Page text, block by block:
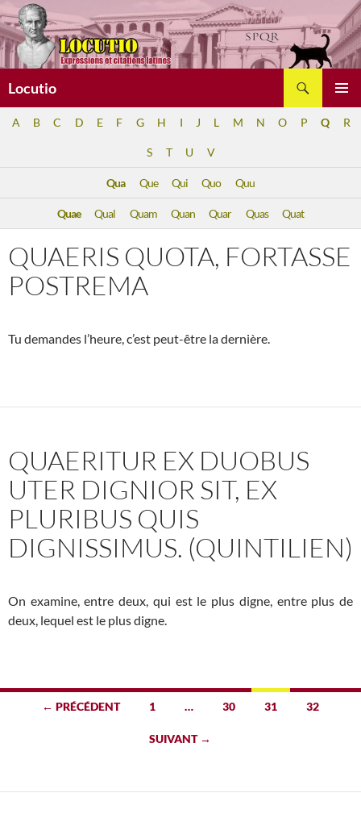
Aller
au
contenu
Locutio
A B C D E F G H I J L M N O P Q R
S T U V
Qua Que Qui Quo Quu
Quae Qual Quam Quan Quar Quas Quat
QUAERIS QUOTA, FORTASSE
POSTREMA
Tu demandes l’heure, c’est peut-être la dernière.
QUAERITUR EX DUOBUS
UTER DIGNIOR SIT, EX
PLURIBUS QUIS
DIGNISSIMUS. (QUINTILIEN)
On examine, entre deux, qui est le plus digne, entre plus de
deux, lequel est le plus digne.
Navigation
← PRÉCÉDENT 1 … 30 31 32
SUIVANT →